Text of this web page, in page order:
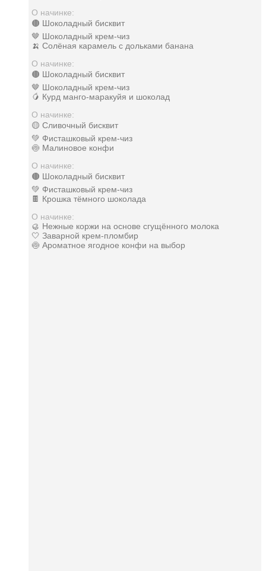
О начинке:
🟤 Шоколадный бисквит
🤎 Шоколадный крем-чиз
🍌 Солёная карамель с дольками банана
О начинке:
🟤 Шоколадный бисквит
🤎 Шоколадный крем-чиз
🥭 Курд манго-маракуйя и шоколад
О начинке:
🟡 Сливочный бисквит
💚 Фисташковый крем-чиз
🍥 Малиновое конфи
О начинке:
🟤 Шоколадный бисквит
💚 Фисташковый крем-чиз
🍫 Крошка тёмного шоколада
О начинке:
🥮 Нежные коржи на основе сгущённого молока
🤍 Заварной крем-пломбир
🍥 Ароматное ягодное конфи на выбор